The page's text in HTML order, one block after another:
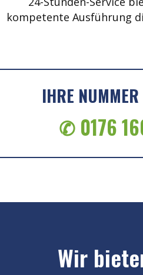
kompetente Ausführung
IHRE
✆ 0176
Wir